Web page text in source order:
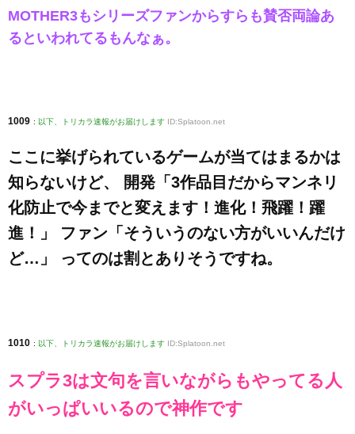
MOTHER3もシリーズファンからすらも賛否両論あ
るといわれてるもんなぁ。
1009 : 以下、トリカラ速報がお届けします ID:Splatoon.net
ここに挙げられているゲームが当てはまるかは
知らないけど、 開発「3作品目だからマンネリ
化防止で今までと変えます！進化！飛躍！躍
進！」 ファン「そういうのない方がいいんだけ
ど…」 ってのは割とありそうですね。
1010 : 以下、トリカラ速報がお届けします ID:Splatoon.net
スプラ3は文句を言いながらもやってる人
がいっぱいいるので神作です